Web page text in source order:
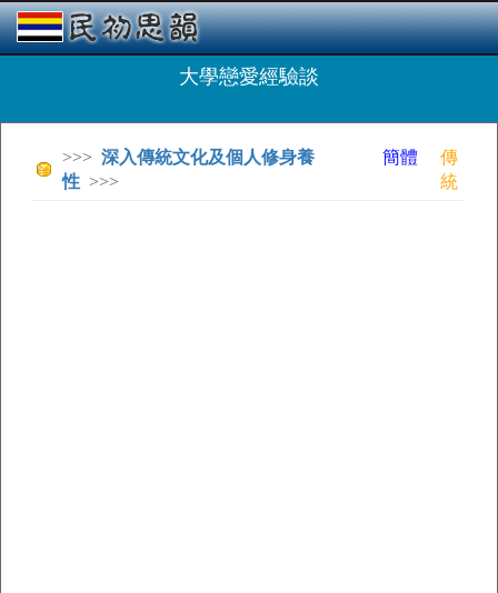
大學戀愛經驗談
>>> 深入傳統文化及個人修身養
性 >>>
簡體
傳
統